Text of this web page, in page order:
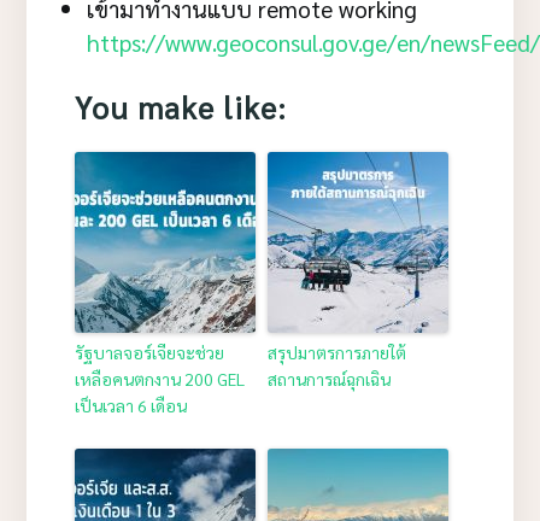
เข้ามาทำงานแบบ remote working
https://www.geoconsul.gov.ge/en/
You make like:
รัฐบาลจอร์เจียจะช่วย
เหลือคนตกงาน 200 GEL
เป็นเวลา 6 เดือน
สรุปมาตรการภายใต้
สถานการณ์ฉุกเฉิน